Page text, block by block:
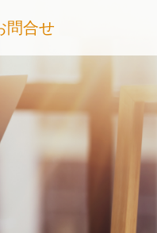
問合せ